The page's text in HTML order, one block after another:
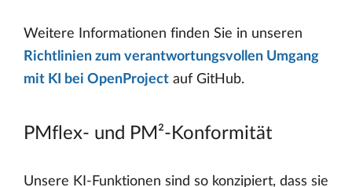
Weitere Informationen finden Sie in unseren
Richtlinien zum verantwortungsvollen Umgang
mit KI bei OpenProject auf GitHub.
PMflex- und PM²-Konformität
Unsere KI-Funktionen sind so konzipiert, dass sie